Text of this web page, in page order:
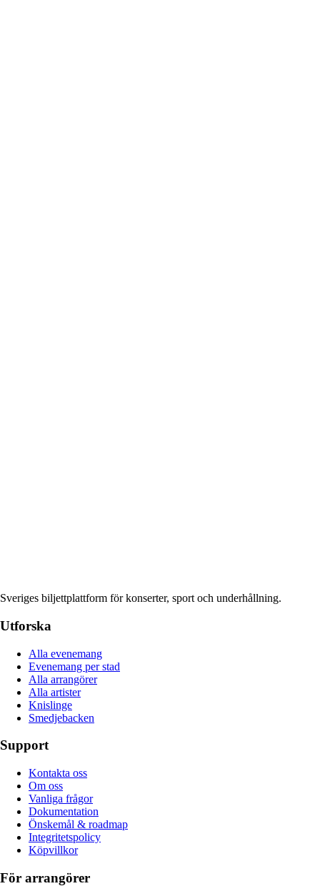
Sveriges biljettplattform för konserter, sport och underhållning.
Utforska
Alla evenemang
Evenemang per stad
Alla arrangörer
Alla artister
Knislinge
Smedjebacken
Support
Kontakta oss
Om oss
Vanliga frågor
Dokumentation
Önskemål & roadmap
Integritetspolicy
Köpvillkor
För arrangörer